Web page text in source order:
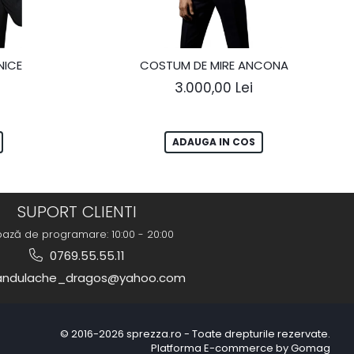
COSTUM DE MIRE ANCONA
3.000,00 Lei
ADAUGA IN COS
SUPORT CLIENTI
de programare: 10:00 - 20:00
0769.55.55.11
© 2016-2026 sprezza.ro - Toate drepturile rezervate.
Platforma E-commerce by Gomag